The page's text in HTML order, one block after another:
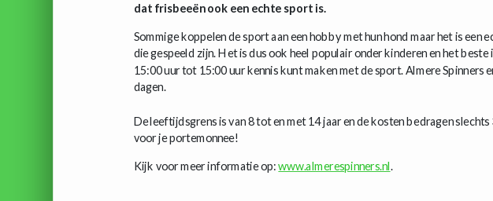
dat frisbeeën ook een echte sport is.
Sommige koppelen de sport aan een hobby met hun hond maar het is een
die gespeeld zijn. Het is dus ook heel populair onder kinderen en het beste
15:00 uur tot 15:00 uur kennis kunt maken met de sport. Almere Spinners
dagen.
De leeftijdsgrens is van 8 tot en met 14 jaar en de kosten bedragen slechts
voor je portemonnee!
Kijk voor meer informatie op:www.almerespinners.nl.